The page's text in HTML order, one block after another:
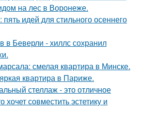
на лес в Воронеже.
идей для стильного осеннего
в Беверли - хиллс сохранил
смелая квартира в Минске.
квартира в Париже.
стеллаж - это отличное
хочет совместить эстетику и